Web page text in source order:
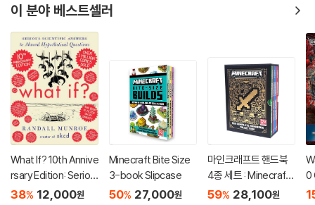
이 분야 베스트셀러
What If? 10th Annive
rsary Edition: Seriou
s Scientific Answers
38% 12,000원
Minecraft Bite Size
3-book Slipcase
50% 27,000원
마인크래프트 핸드북
4종 세트 : Minecraft
The Complete Han
59% 28,100원
0